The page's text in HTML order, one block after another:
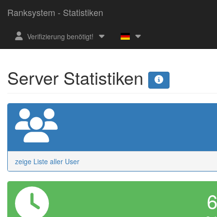
Ranksystem - Statistiken
Verifizierung benötigt!
Server Statistiken
zeige Liste aller User